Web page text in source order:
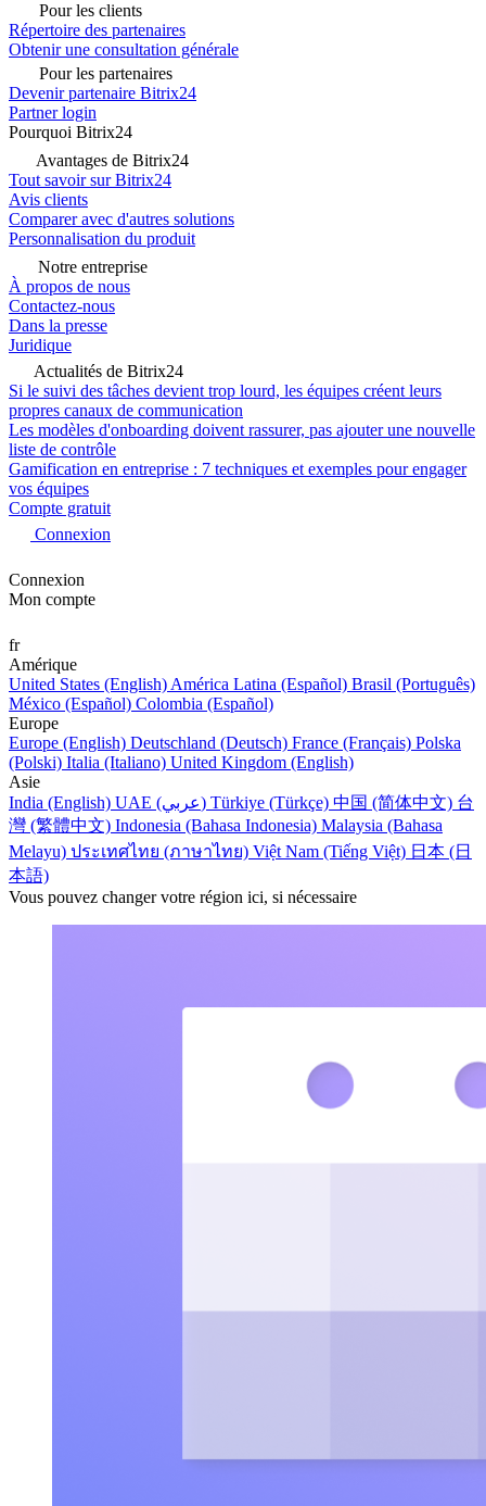
Pour les clients
Répertoire des partenaires
Obtenir une consultation générale
Pour les partenaires
Devenir partenaire Bitrix24
Partner login
Pourquoi Bitrix24
Avantages de Bitrix24
Tout savoir sur Bitrix24
Avis clients
Comparer avec d'autres solutions
Personnalisation du produit
Notre entreprise
À propos de nous
Contactez-nous
Dans la presse
Juridique
Actualités de Bitrix24
Si le suivi des tâches devient trop lourd, les équipes créent leurs
propres canaux de communication
Les modèles d'onboarding doivent rassurer, pas ajouter une nouvelle
liste de contrôle
Gamification en entreprise : 7 techniques et exemples pour engager
vos équipes
Compte gratuit
Connexion
Connexion
Mon compte
fr
Amérique
United States (English) América Latina (Español) Brasil (Português)
México (Español) Colombia (Español)
Europe
Europe (English) Deutschland (Deutsch) France (Français) Polska
(Polski) Italia (Italiano) United Kingdom (English)
Asie
India (English)
UAE (عربي) Türkiye (Türkçe) 中国 (简体中文) 台
灣 (繁體中文) Indonesia (Bahasa Indonesia) Malaysia (Bahasa
Melayu) ประเทศไทย (ภาษาไทย) Việt Nam (Tiếng Việt) 日本 (日
本語)
Vous pouvez changer votre région ici, si nécessaire